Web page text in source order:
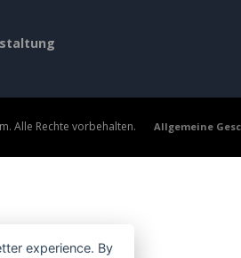
Alle Rechte vorbehalten. Allgemeine
experience. By